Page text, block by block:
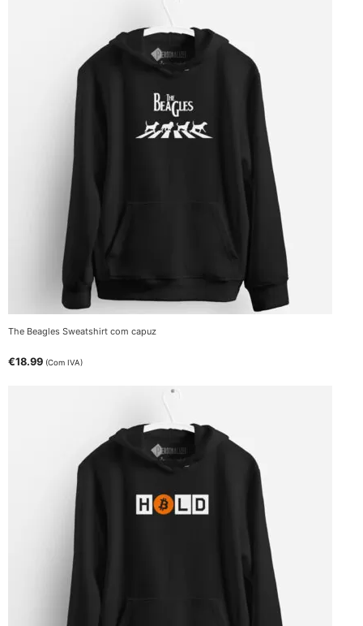
The Beagles Sweatshirt com capuz
€18.99 (Com IVA)